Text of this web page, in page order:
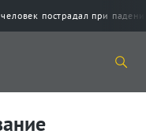
пострадал при